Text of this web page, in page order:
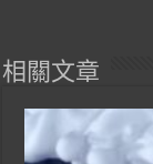
相關文章